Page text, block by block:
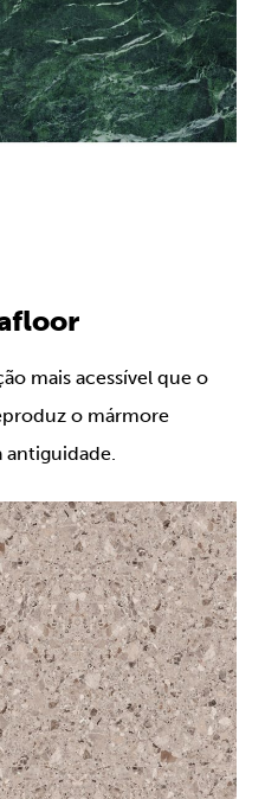
mais acessível que o
o mármore
antiguidade.